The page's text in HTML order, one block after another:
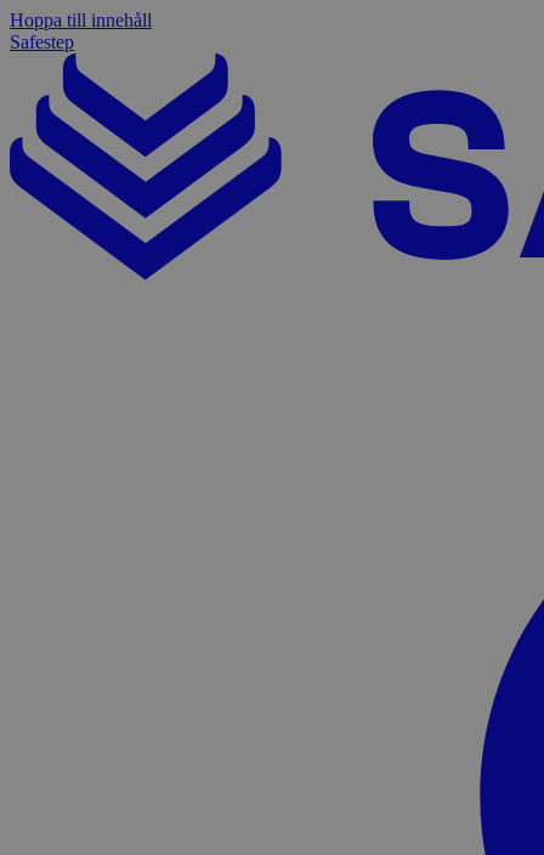
Hoppa till innehåll
Safestep